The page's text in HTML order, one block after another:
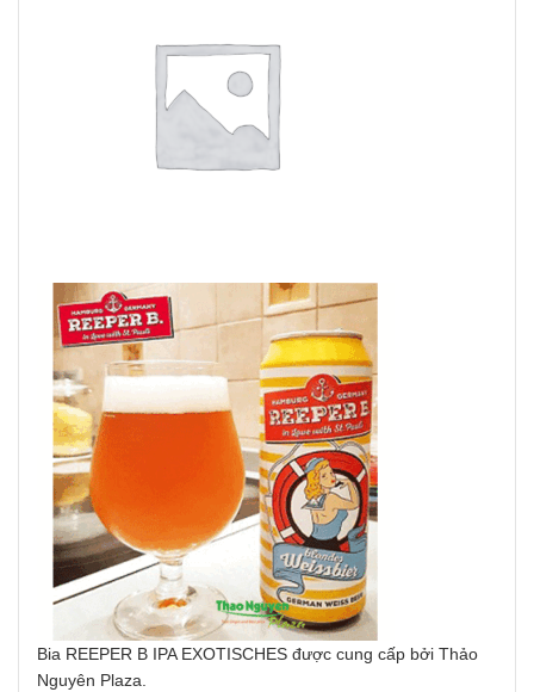
Bia REEPER B IPA EXOTISCHES được cung cấp bởi Thảo
Nguyên Plaza.